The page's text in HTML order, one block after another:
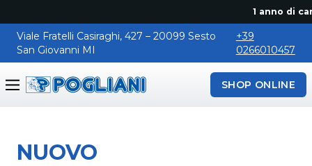
1 anno di
Viale Fratelli Casiraghi, 427 – 20099 Sesto
San Giovanni MI
+39
0266010457
SHOP ONLINE
NUOVO